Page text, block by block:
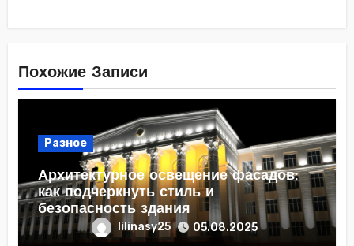
Похожие Записи
Разное
Архитектурное освещение фасадов:
как подчеркнуть стиль и
безопасность здания
lilinasy25 05.08.2025